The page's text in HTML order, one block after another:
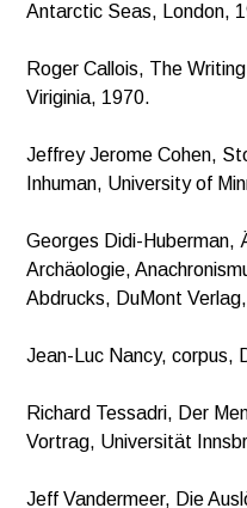
Antarctic Seas, London,
Roger Callois, The
Viriginia, 1970.
Jeffrey Jerome Cohen,
Inhuman, University of
Georges Didi-Huberman,
Archäologie,
Abdrucks, DuMont
Jean-Luc Nancy, corpus,
Richard Tessadri, Der
Vortrag, Universität
Jeff Vandermeer, Die